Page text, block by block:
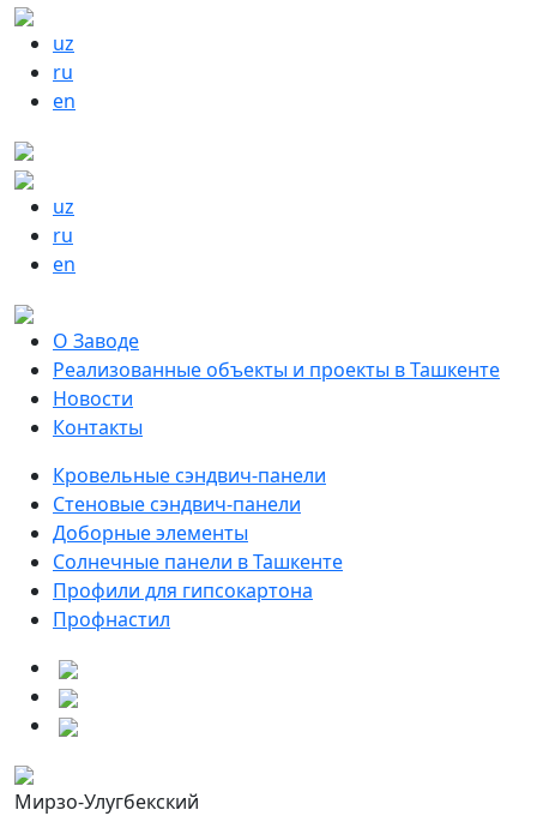
uz
ru
en
uz
ru
en
О Заводе
Реализованные объекты и проекты в Ташкенте
Новости
Контакты
Кровельные сэндвич-панели
Стеновые сэндвич-панели
Доборные элементы
Солнечные панели в Ташкенте
Профили для гипсокартона
Профнастил
Мирзо-Улугбекский